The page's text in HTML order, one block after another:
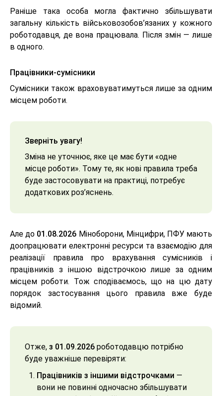
Раніше така особа могла фактично збільшувати
загальну кількість військовозобов’язаних у кожного
роботодавця, де вона працювала. Після змін — лише
в одного.
Працівники-сумісники
Сумісники також враховуватимуться лише за одним
місцем роботи.
Зверніть увагу!
Зміна не уточнює, яке це має бути «одне
місце роботи». Тому те, як нові правила треба
буде застосовувати на практиці, потребує
додаткових роз’яснень.
Але до 01.08.2026 Міноборони, Мінцифри, ПФУ мають
доопрацювати електронні ресурси та взаємодію для
реалізації правила про врахування сумісників і
працівників з іншою відстрочкою лише за одним
місцем роботи. Тож сподіваємось, що на цю дату
порядок застосування цього правила вже буде
відомий.
Отже, з 01.09.2026 роботодавцю потрібно
буде уважніше перевіряти:
Працівників з іншими відстрочками —
вони не повинні одночасно збільшувати